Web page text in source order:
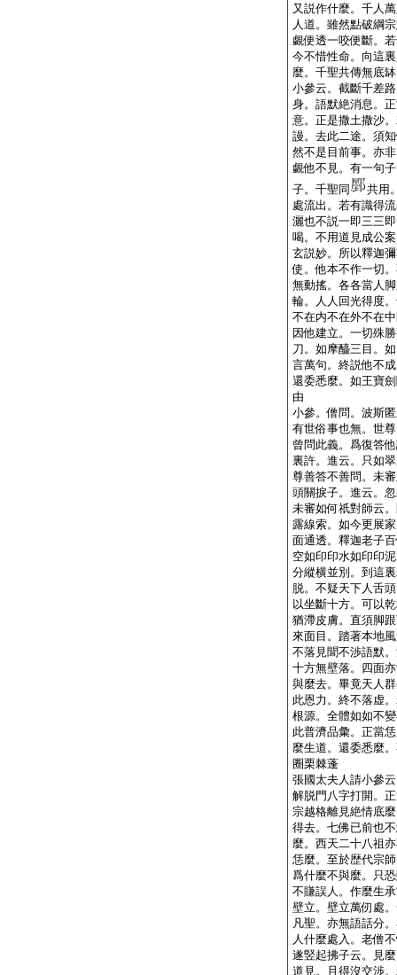
又説作什麼。千人
人道。雖然點破綱
覷便透一咬便斷。
今不惜性命。向這
麼。千聖共傳無底
小參云。截斷千差
身。語默絶消息。
意。正是撒土撒沙
謾。去此二途。須
然不是目前事。亦
覷他不見。有一句
子。千聖同
共用
處流出。若有識得
灑也不説一即三三
喝。不用道見成公
玄説妙。所以釋迦
使。他本不作一切
無動搖。各各當人
輪。人人回光得度
不在内不在外不在
因他建立。一切殊
刀。如摩醯三目。
言萬句。終説他不
還委悉麼。如王寶
由
小參。僧問。波斯
有世俗事也無。世
曾問此義。爲復答
裏許。進云。只如
尊善答不善問。未
頭關捩子。進云。
未審如何祇對師云
露線索。如今更展
面通透。釋迦老子
空如印印水如印印
分縱横並別。到這
脱。不疑天下人舌
以坐斷十方。可以
猶滯皮膚。直須脚
來面目。踏著本地
不落見聞不渉語默
十方無壁落。四面
與麼去。畢竟天人
此恩力。終不落虚
根源。全體如如不
此普濟品彙。正當
麼生道。還委悉麼
圈栗棘蓬
張國太夫人請小參
解脱門八字打開。
宗越格離見絶情底
得去。七佛已前也
麼。西天二十八祖
恁麼。至於歴代宗
爲什麼不與麼。只
不賺誤人。作麼生
壁立。壁立萬仞處
凡聖。亦無語話分
人什麼處入。老僧
遂竪起拂子云。見
道見。且得沒交渉